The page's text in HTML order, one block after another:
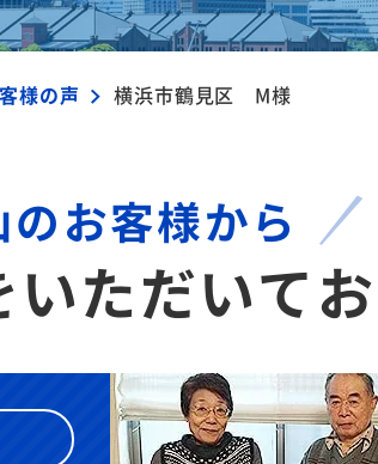
様の声 横浜市鶴見区 M様
のお客様から
いただいて